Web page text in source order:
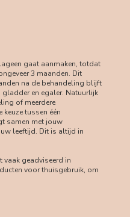
gaat aanmaken, totdat
3 maanden. Dit
na de behandeling blijft
gladder en egaler. Natuurlijk
of meerdere
tussen één
samen met jouw
leeftijd. Dit is altijd in
vaak geadviseerd in
voor thuisgebruik, om